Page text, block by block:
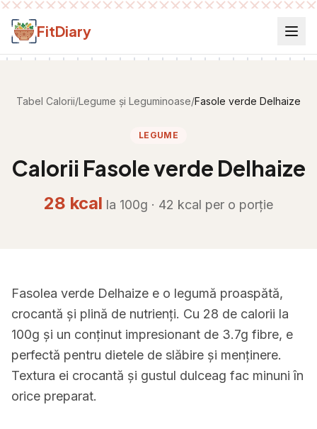
Salt la conținut
FitDiary
Tabel Calorii/Legume și Leguminoase/Fasole verde Delhaize
LEGUME
Calorii Fasole verde Delhaize
28 kcal la 100g · 42 kcal per o porție
Fasolea verde Delhaize e o legumă proaspătă,
crocantă și plină de nutrienți. Cu 28 de calorii la
100g și un conținut impresionant de 3.7g fibre, e
perfectă pentru dietele de slăbire și menținere.
Textura ei crocantă și gustul dulceag fac minuni în
orice preparat.